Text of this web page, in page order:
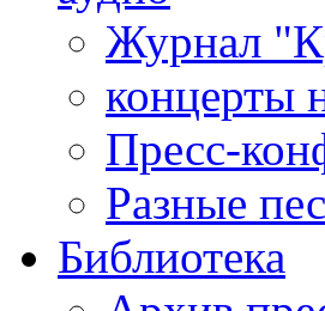
Журнал
концерты
Пресс-
Разные
Библиотека